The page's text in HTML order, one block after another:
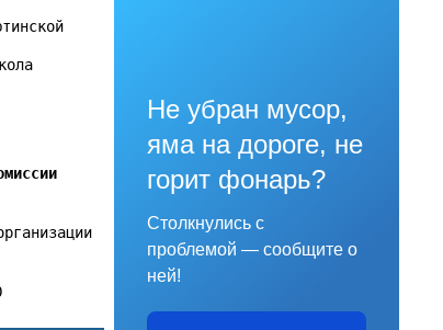
Не убран мусор,
яма на дороге, не
горит фонарь?
Столкнулись с
проблемой — сообщите о
ней!